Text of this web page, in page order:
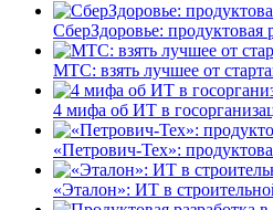
СберЗдоровье: продуктовая
МТС: взять лучшее от
4 мифа об ИТ в
«Петрович-Тех»:
«Эталон»: ИТ в